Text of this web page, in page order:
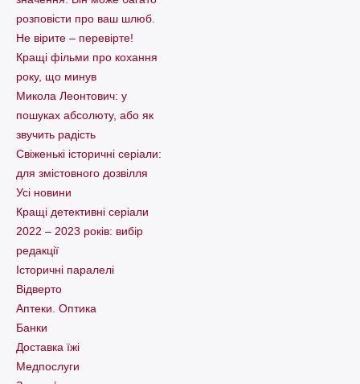
розповісти про ваш шлюб.
Не вірите – перевірте!
Кращі фільми про кохання
року, що минув
Микола Леонтович: у
пошуках абсолюту, або як
звучить радість
Свіженькі історичні серіали:
для змістовного дозвілля
Усі новини
Кращі детективні серіали
2022 – 2023 років: вибір
редакції
Історичні паралелі
Відверто
Аптеки. Оптика
Банки
Доставка їжі
Медпослуги